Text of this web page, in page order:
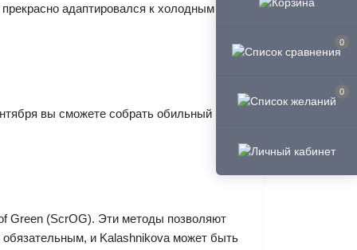
0
0
адаптировался к холодным и
вы сможете собрать обильный
Green (ScrOG). Эти методы позволяют
обязательным, и Kalashnikova может быть